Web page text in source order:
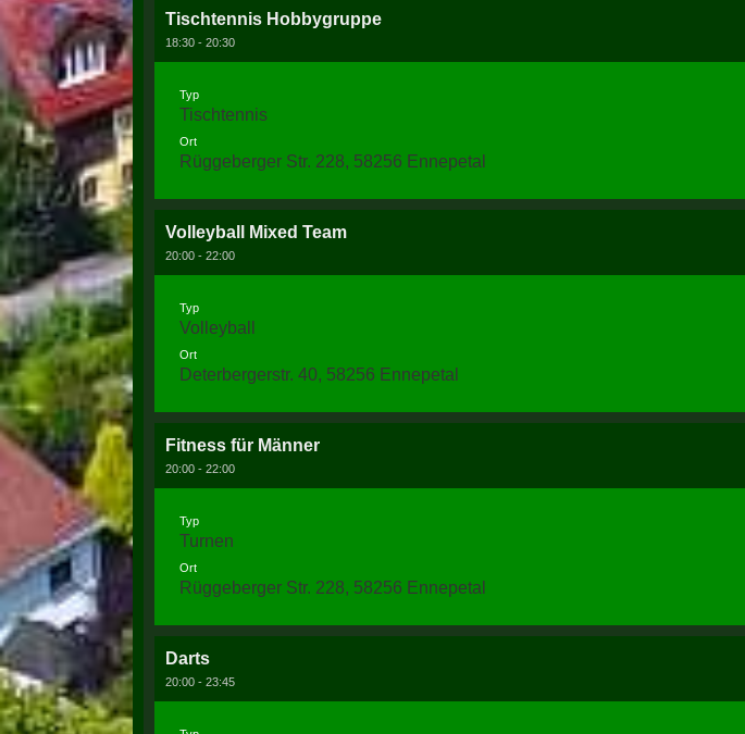
Tischtennis Hobbygruppe
18:30 - 20:30
Typ
Tischtennis
Ort
Rüggeberger Str. 228, 58256 Ennepetal
Volleyball Mixed Team
20:00 - 22:00
Typ
Volleyball
Ort
Deterbergerstr. 40, 58256 Ennepetal
Fitness für Männer
20:00 - 22:00
Typ
Turnen
Ort
Rüggeberger Str. 228, 58256 Ennepetal
Darts
20:00 - 23:45